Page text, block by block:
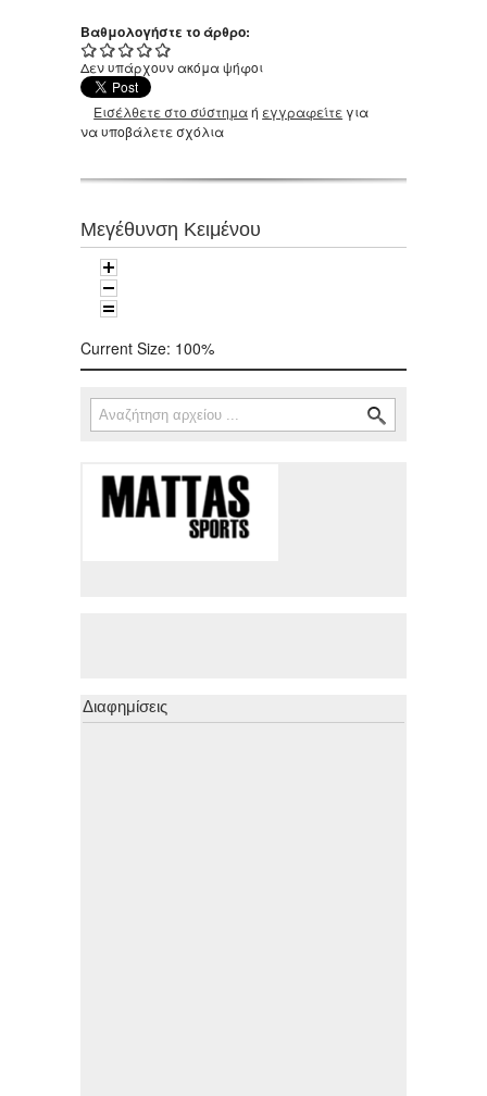
Βαθμολογήστε το άρθρο:
Δεν υπάρχουν ακόμα ψήφοι
Εισέλθετε στο σύστημαή εγγραφείτε για
να υποβάλετε σχόλια
Μεγέθυνση Κειμένου
Current Size: 100%
Φόρμα αναζήτησης
Αναζήτηση
Διαφημίσεις